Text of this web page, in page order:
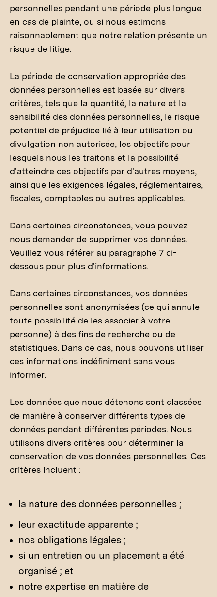
personnelles pendant une période plus longue
en cas de plainte, ou si nous estimons
raisonnablement que notre relation présente un
risque de litige.
La période de conservation appropriée des
données personnelles est basée sur divers
critères, tels que la quantité, la nature et la
sensibilité des données personnelles, le risque
potentiel de préjudice lié à leur utilisation ou
divulgation non autorisée, les objectifs pour
lesquels nous les traitons et la possibilité
d'atteindre ces objectifs par d'autres moyens,
ainsi que les exigences légales, réglementaires,
fiscales, comptables ou autres applicables.
Dans certaines circonstances, vous pouvez
nous demander de supprimer vos données.
Veuillez vous référer au paragraphe 7 ci-
dessous pour plus d'informations.
Dans certaines circonstances, vos données
personnelles sont anonymisées (ce qui annule
toute possibilité de les associer à votre
personne) à des fins de recherche ou de
statistiques. Dans ce cas, nous pouvons utiliser
ces informations indéfiniment sans vous
informer.
Les données que nous détenons sont classées
de manière à conserver différents types de
données pendant différentes périodes. Nous
utilisons divers critères pour déterminer la
conservation de vos données personnelles. Ces
critères incluent :
la nature des données personnelles ;
leur exactitude apparente ;
nos obligations légales ;
si un entretien ou un placement a été
organisé ; et
notre expertise en matière de